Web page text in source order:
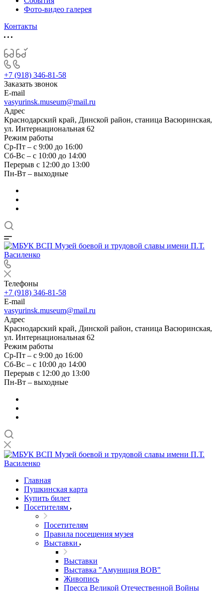
Фото-видео галерея
Контакты
+7 (918) 346-81-58
Заказать звонок
E-mail
vasyurinsk.museum@mail.ru
Адрес
Краснодарский край, Динской район, станица Васюринская,
ул. Интернациональная 62
Режим работы
Ср-Пт – с 9:00 до 16:00
Сб-Вс – с 10:00 до 14:00
Перерыв с 12:00 до 13:00
Пн-Вт – выходные
Телефоны
+7 (918) 346-81-58
E-mail
vasyurinsk.museum@mail.ru
Адрес
Краснодарский край, Динской район, станица Васюринская,
ул. Интернациональная 62
Режим работы
Ср-Пт – с 9:00 до 16:00
Сб-Вс – с 10:00 до 14:00
Перерыв с 12:00 до 13:00
Пн-Вт – выходные
Главная
Пушкинская карта
Купить билет
Посетителям
Посетителям
Правила посещения музея
Выставки
Выставки
Выставка "Амуниция ВОВ"
Живопись
Пресса Великой Отечественной Войны